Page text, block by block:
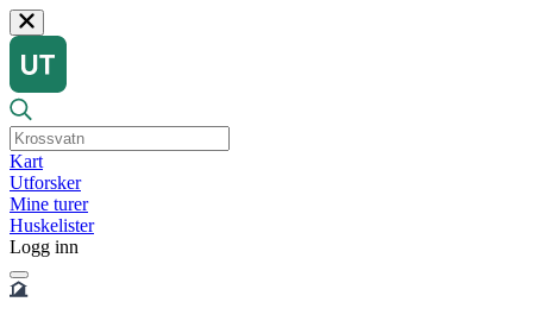
Kart
Utforsker
Mine turer
Huskelister
Logg inn